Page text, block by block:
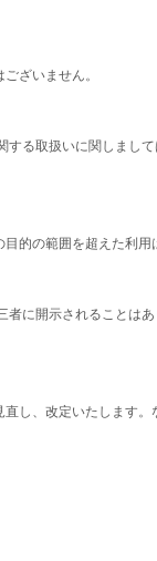
ざいません。
る取扱いに関しまし
的の範囲を超えた利用
に開示されることは
し、改定いたします